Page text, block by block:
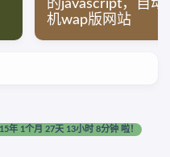
的javascript，自动
机wap版网站
年 1个月 27天 13小时 8分钟 啦！